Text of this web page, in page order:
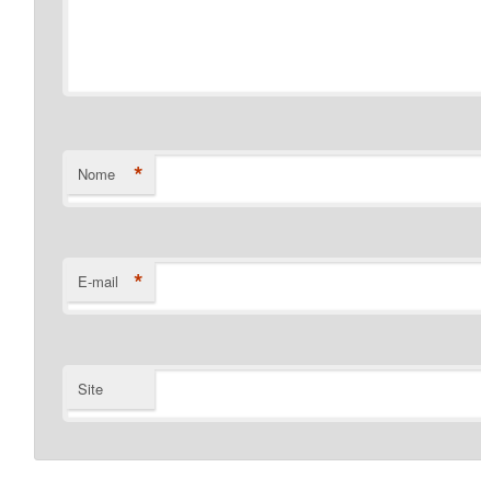
Nome *
E-mail *
Site